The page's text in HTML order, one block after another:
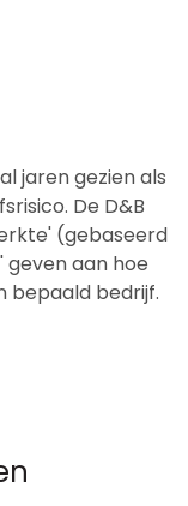
jaren gezien als
De D&B
(gebaseerd
aan hoe
bepaald bedrijf.